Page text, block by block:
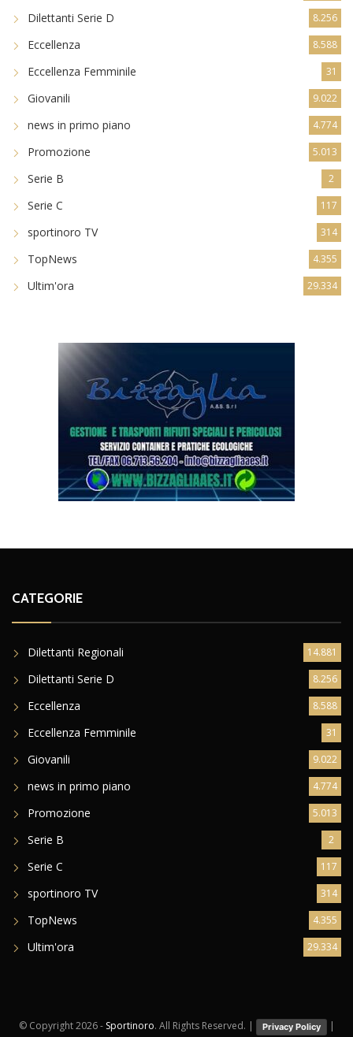
Dilettanti Serie D 8.256
Eccellenza 8.588
Eccellenza Femminile 31
Giovanili 9.022
news in primo piano 4.774
Promozione 5.013
Serie B 2
Serie C 117
sportinoro TV 314
TopNews 4.355
Ultim'ora 29.334
CATEGORIE
Dilettanti Regionali 14.881
Dilettanti Serie D 8.256
Eccellenza 8.588
Eccellenza Femminile 31
Giovanili 9.022
news in primo piano 4.774
Promozione 5.013
Serie B 2
Serie C 117
sportinoro TV 314
TopNews 4.355
Ultim'ora 29.334
© Copyright2026 - Sportinoro. All Rights Reserved. | Privacy Policy |